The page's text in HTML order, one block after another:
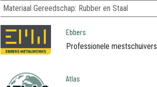
Materiaal Gereedschap: Rubber en Staal
Ebbers
Professionele mestschuivers
Atlas